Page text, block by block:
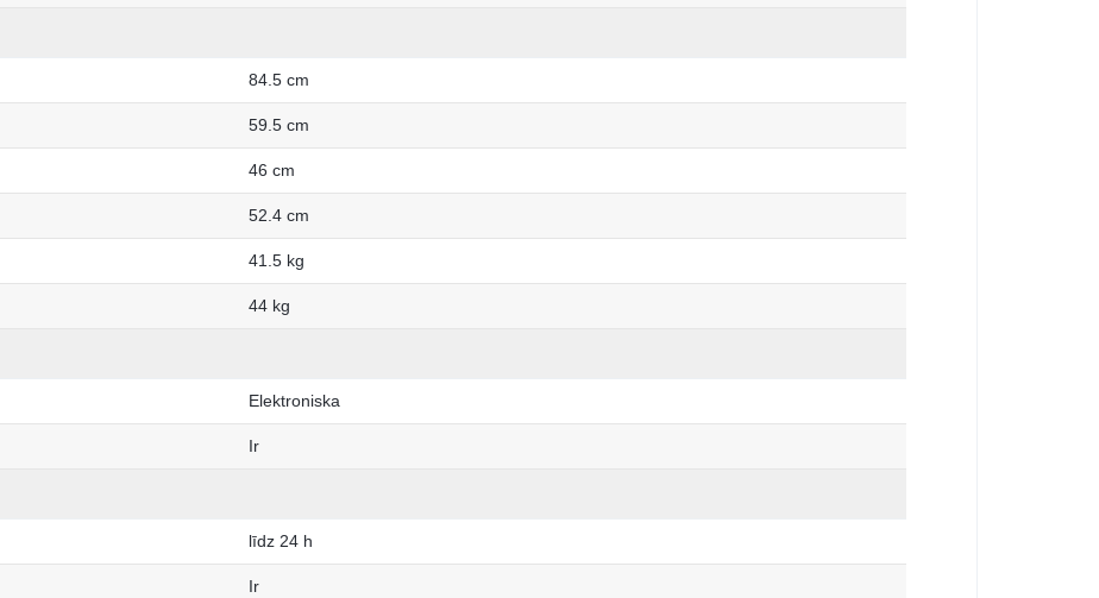
84.5 cm
59.5 cm
46 cm
52.4 cm
41.5 kg
44 kg
Elektroniska
Ir
līdz 24 h
Ir